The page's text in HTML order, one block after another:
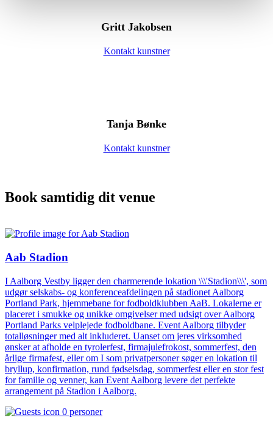
Gritt Jakobsen
Kontakt kunstner
Tanja Bønke
Kontakt kunstner
Book samtidig dit venue
Aab Stadion
I Aalborg Vestby ligger den charmerende lokation \\\'Stadion\\\', som
udgør selskabs- og konferenceafdelingen på stadionet Aalborg
Portland Park, hjemmebane for fodboldklubben AaB. Lokalerne er
placeret i smukke og unikke omgivelser med udsigt over Aalborg
Portland Parks velplejede fodboldbane. Event Aalborg tilbyder
totalløsninger med alt inkluderet. Uanset om jeres virksomhed
ønsker at afholde en tyrolerfest, firmajulefrokost, sommerfest, den
årlige firmafest, eller om I som privatpersoner søger en lokation til
bryllup, konfirmation, rund fødselsdag, sommerfest eller en stor fest
for familie og venner, kan Event Aalborg levere det perfekte
arrangement på Stadion i Aalborg.
0 personer